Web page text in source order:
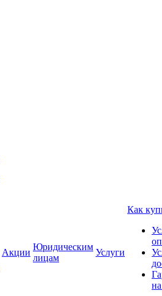
Акции
Юридическим
лицам
Услуги
Как